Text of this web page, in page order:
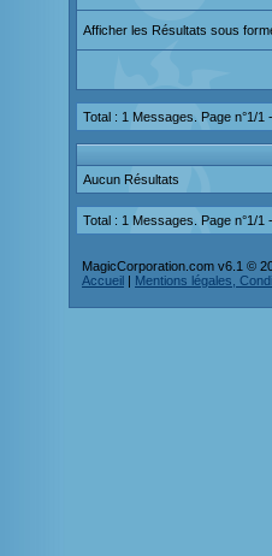
Afficher les Résultats sous
Total : 1 Messages. Page n°1/1 -
Aucun Résultats
Total : 1 Messages. Page n°1/1 -
MagicCorporation.com v6.1 ©
Accueil | Mentions légales,